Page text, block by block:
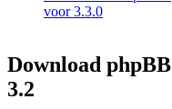
voor 3.3.0
Download phpBB
3.2